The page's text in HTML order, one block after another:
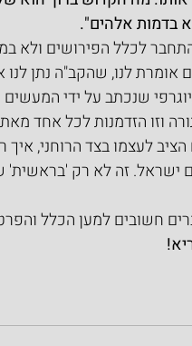
בדמות אלהים".
לכלל הפירושים
אומרת לנו, שהקב"ה נתן
שנכתב על ידי המעשים
וזו הזדמנות לכל אחד
הציב לעצמו בצד הרוחני,
ישראל. זה לא רק
חשובים למען הכלל